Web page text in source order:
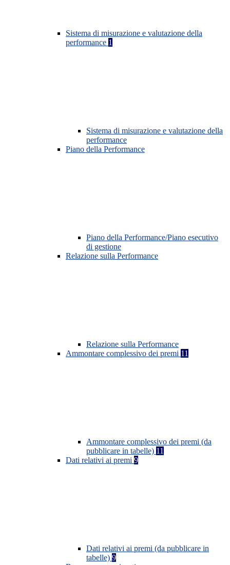
Sistema di misurazione e valutazione della
performance 1
Sistema di misurazione e valutazione della
performance
Piano della Performance
Piano della Performance/Piano esecutivo
di gestione
Relazione sulla Performance
Relazione sulla Performance
Ammontare complessivo dei premi 11
Ammontare complessivo dei premi (da
pubblicare in tabelle) 11
Dati relativi ai premi 9
Dati relativi ai premi (da pubblicare in
tabelle) 9